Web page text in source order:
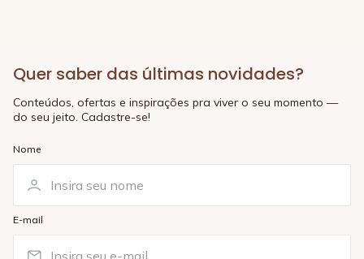
Quer saber das últimas novidades?
Conteúdos, ofertas e inspirações pra viver o seu momento —
do seu jeito. Cadastre-se!
Nome
E-mail